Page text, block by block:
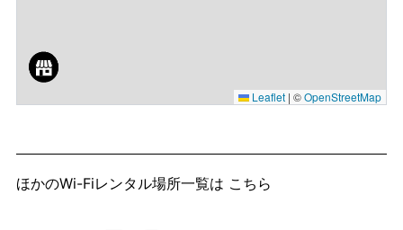
Leaflet | ©OpenStreetMap
ほかのWi-Fiレンタル場所一覧は こちら